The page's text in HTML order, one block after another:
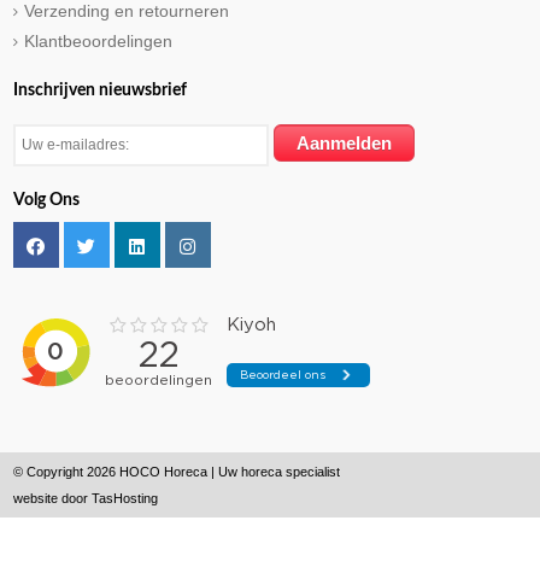
Verzending en retourneren
Klantbeoordelingen
Inschrijven nieuwsbrief
Volg Ons
© Copyright 2026 HOCO Horeca | Uw horeca specialist
website doorTasHosting